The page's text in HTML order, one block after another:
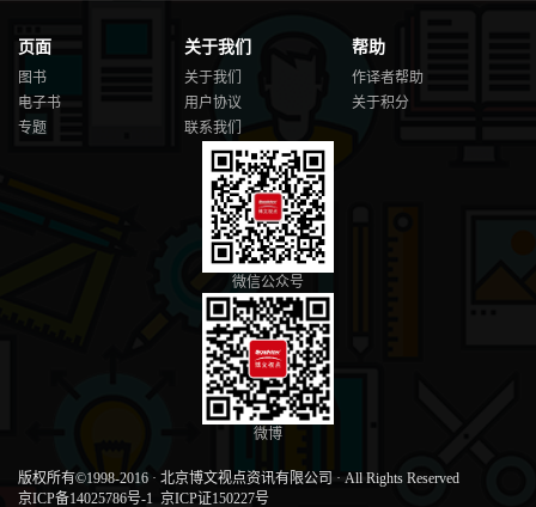
页面
图书
电子书
专题
关于我们
关于我们
用户协议
联系我们
帮助
作译者帮助
关于积分
微信公众号
微博
版权所有©1998-2016 · 北京博文视点资讯有限公司 · All Rights Reserved
京ICP备14025786号-1 京ICP证150227号